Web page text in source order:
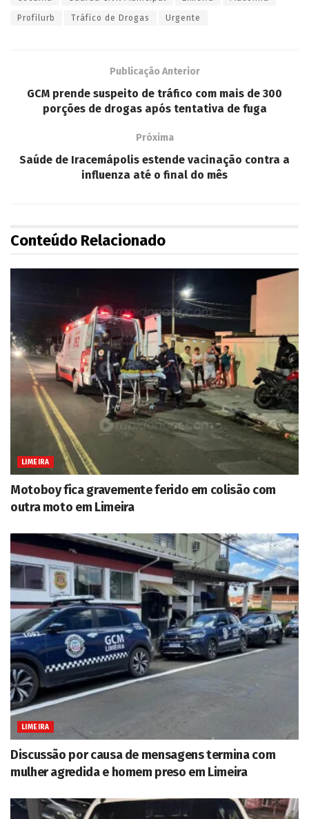
Profilurb Tráfico de Drogas Urgente
Publicação Anterior
GCM prende suspeito de tráfico com mais de 300
porções de drogas após tentativa de fuga
Próxima
Saúde de Iracemápolis estende vacinação contra a
influenza até o final do mês
Conteúdo Relacionado
LIMEIRA
Motoboy fica gravemente ferido em colisão com
outra moto em Limeira
LIMEIRA
Discussão por causa de mensagens termina com
mulher agredida e homem preso em Limeira